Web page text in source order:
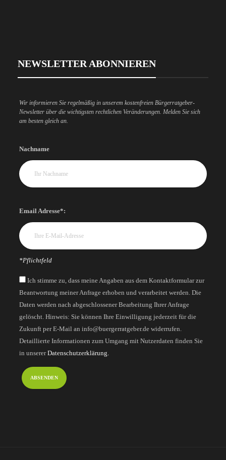
NEWSLETTER ABONNIEREN
Wir informieren Sie regelmäßig in unserem kostenfreien Bürgerratgeber-
Newsletter über die wichtigsten rechtlichen Veränderungen. Melden Sie sich
am besten gleich an.
Nachname
Email Adresse*:
*Pflichtfeld
Ich stimme zu, dass meine Angaben aus dem Kontaktformular zur
Beantwortung meiner Anfrage erhoben und verarbeitet werden. Die
Daten werden nach abgeschlossener Bearbeitung Ihrer Anfrage
gelöscht. Hinweis: Sie können Ihre Einwilligung jederzeit für die
Zukunft per E-Mail an info@buergerratgeber.de widerrufen.
Detaillierte Informationen zum Umgang mit Nutzerdaten finden Sie
in unsererDatenschutzerklärung.